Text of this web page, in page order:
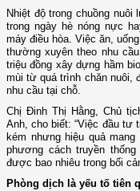
Nhiệt độ trong chuồng
trong ngày hè nóng nực
máy điều hòa. Việc ăn,
thường xuyên theo nhu
triệu đồng xây dựng hầm
mùi từ quá trình chăn nuôi,
nhu cầu tại chỗ.
Chị Đinh Thị Hằng, Chủ
Anh, cho biết: “Việc đầu tư
kém nhưng hiệu quả
phương cách truyền
được bao nhiêu trong bối
Phòng dịch là yếu tố tiên